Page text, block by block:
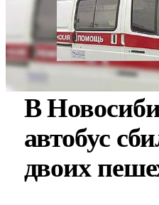
В
автобус
двоих